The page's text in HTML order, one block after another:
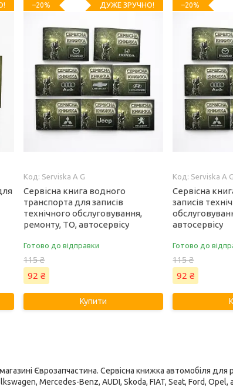
–20% ДУЖЕ ЗРУЧНО!
Serviska A G
Сервісна книга водного
транспорта для записів
технічного обслуговування,
ремонту, ТО, автосервісу
Готово до відправки
115 ₴
92 ₴
Купити
–20%
Serviska A G
Сервісна
записів
автосервісу
Готово до
115 ₴
92 ₴
Єврозапчастина. Сервісна книжка автомобіля для
Mercedes-Benz, AUDI, Skoda, FIAT, Seat, Ford, Opel,